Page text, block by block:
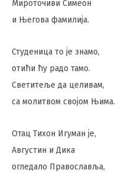
Мироточиви Симеон
и Његова фамилија.
Студеница то је знамо,
отићи ћу радо тамо.
Светитеље да целивам,
са молитвом својом Њима.
Отац Тихон Игуман је,
Августин и Дика
огледало Православља,